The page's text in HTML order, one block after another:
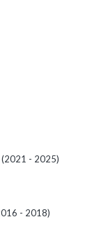
(2021 - 2025)
- 2018)